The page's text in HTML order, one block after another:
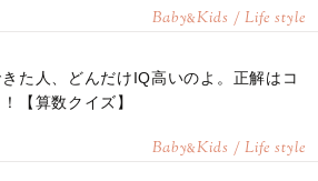
Baby&Kids / Life style
きた人、どんだけIQ高いのよ。正解はコ
【算数クイズ】
Baby&Kids / Life style